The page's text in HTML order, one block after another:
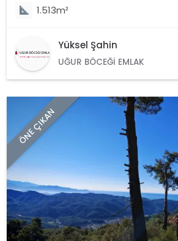
1.513m²
Yüksel Şahin
UĞUR BÖCEĞI EMLAK
ÖNE ÇIKAN